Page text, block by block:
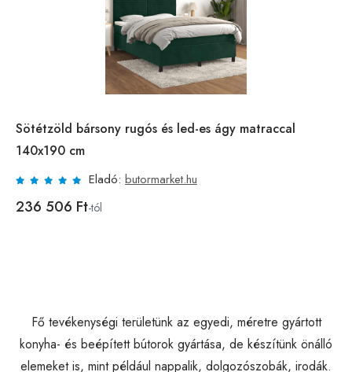
Sötétzöld bársony rugós és led-es ágy matraccal
140x190 cm
Eladó: butormarket.hu
236 506 Ft-tól
Fő tevékenységi területünk az egyedi, méretre gyártott
konyha- és beépített bútorok gyártása, de készítünk önálló
elemeket is, mint például nappalik, dolgozószobák, irodák.